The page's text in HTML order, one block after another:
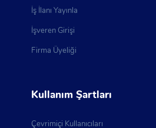
İş İlanı Yayınla
İşveren Girişi
Firma Üyeliği
Kullanım Şartları
Çevrimiçi Kullanıcıları